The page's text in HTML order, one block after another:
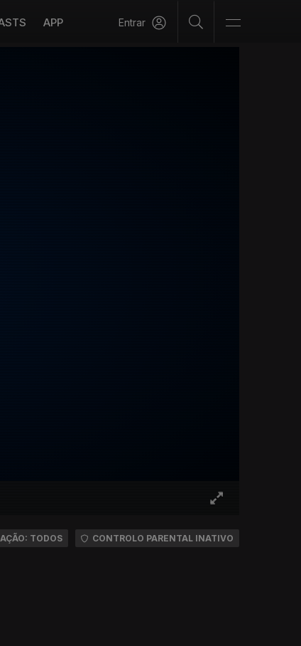
APP Entrar
TODOS CONTROLO PARENTAL INATIVO